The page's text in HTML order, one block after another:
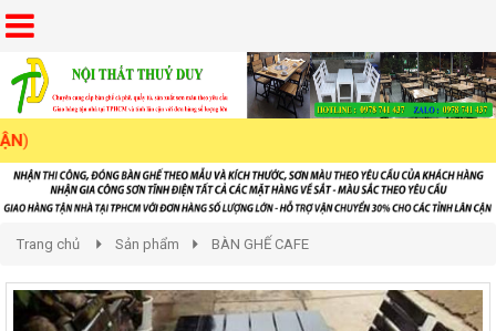
Trang chủ Sản phẩm BÀN GHẾ CAFE